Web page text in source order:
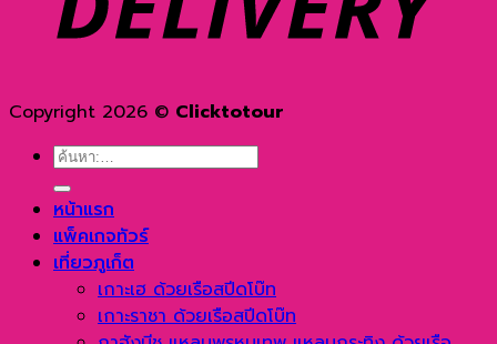
Copyright 2026 © Clicktotour
ค้นหา:
หน้าแรก
แพ็คเกจทัวร์
เที่ยวภูเก็ต
เกาะเฮ ด้วยเรือสปีดโบ๊ท
เกาะราชา ด้วยเรือสปีดโบ๊ท